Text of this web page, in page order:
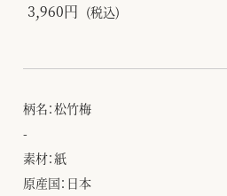
3,960円 (税込)
柄名：松竹梅
-
素材：紙
原産国：日本